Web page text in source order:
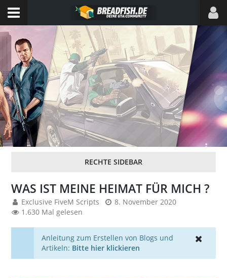
WAS IST MEINE HEIMAT FÜR MICH ?
Exclusive FiveM Scripts
8. November 2020
1.630 Mal gelesen
Anleitung zum Erstellen von Blogs und
Artikeln: Bitte hier klickieren